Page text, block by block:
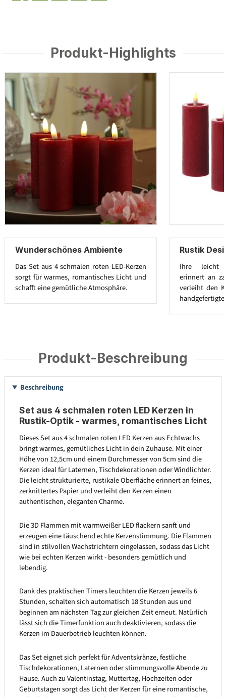
Produkt-Highlights
Wunderschönes Ambiente
Das Set aus 4 schmalen roten LED-Kerzen
sorgt für warmes, romantisches Licht und
schafft eine gemütliche Atmosphäre.
Rustik
Ihre leicht
erinnert an
verleiht den
Produkt-Beschreibung
Beschreibung
Set aus 4 schmalen roten LED Kerzen in
Rustik-Optik - warmes, romantisches Licht
Dieses Set aus 4 schmalen roten LED Kerzen aus Echtwachs
bringt warmes, gemütliches Licht in dein Zuhause. Mit einer
Höhe von 12,5cm und einem Durchmesser von 5cm sind die
Kerzen ideal für Laternen, Tischdekorationen oder Windlichter.
Die leicht strukturierte, rustikale Oberfläche erinnert an feines,
zerknittertes Papier und verleiht den Kerzen einen
authentischen, eleganten Charme.
Die 3D Flammen mit warmweißer LED flackern sanft und
erzeugen eine täuschend echte Kerzenstimmung. Die Flammen
sind in stilvollen Wachstrichtern eingelassen, sodass das Licht
wie bei echten Kerzen wirkt - besonders gemütlich und
lebendig.
Dank des praktischen Timers leuchten die Kerzen jeweils 6
Stunden, schalten sich automatisch 18 Stunden aus und
beginnen am nächsten Tag zur gleichen Zeit erneut. Natürlich
lässt sich die Timerfunktion auch deaktivieren, sodass die
Kerzen im Dauerbetrieb leuchten können.
Das Set eignet sich perfekt für Adventskränze, festliche
Tischdekorationen, Laternen oder stimmungsvolle Abende zu
Hause. Auch zu Valentinstag, Muttertag, Hochzeiten oder
Geburtstagen sorgt das Licht der Kerzen für eine romantische,